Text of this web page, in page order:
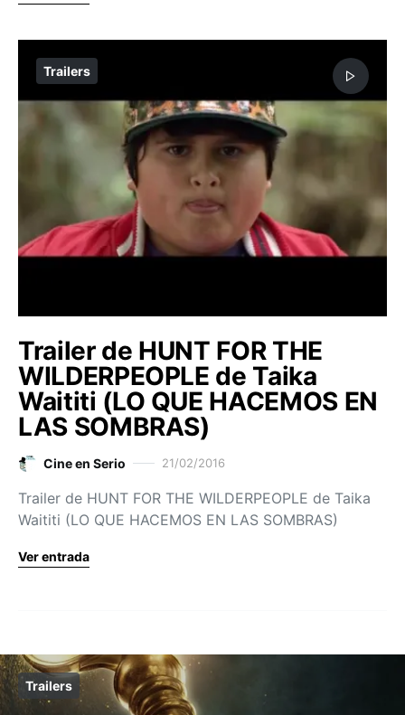
Trailers
Trailer de HUNT FOR THE
WILDERPEOPLE de Taika
Waititi (LO QUE HACEMOS EN
LAS SOMBRAS)
Cine en Serio 21/02/2016
Trailer de HUNT FOR THE WILDERPEOPLE de Taika
Waititi (LO QUE HACEMOS EN LAS SOMBRAS)
Ver entrada
Trailers